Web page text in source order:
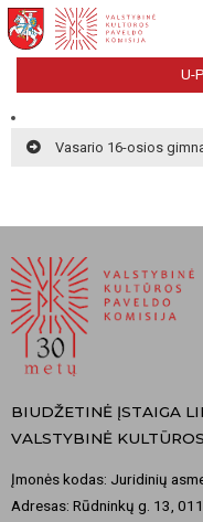
U-
Vasario 16-osios
BIUDŽETINĖ ĮSTAIGA
VALSTYBINĖ
Įmonės kodas: Juridinių
Adresas: Rūdninkų g. 13,